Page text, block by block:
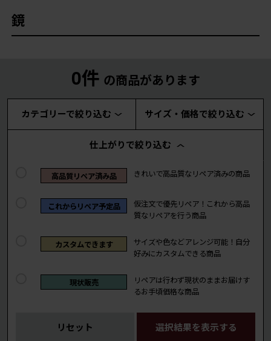
鏡
0件 の商品があります
カテゴリーで絞り込む サイズ・価格で絞り込む
仕上がりで絞り込む
高品質リペア済み品 きれいで高品質なリペア済みの商品
これからリペア予定品
仮注文で優先リペア！これから高品
質なリペアを行う商品
カスタムできます
サイズや色などアレンジ可能！自分
好みにカスタムできる商品
現状販売
リペアは行わず現状のままお届けす
るお手頃価格な商品
リセット 選択結果を表示する